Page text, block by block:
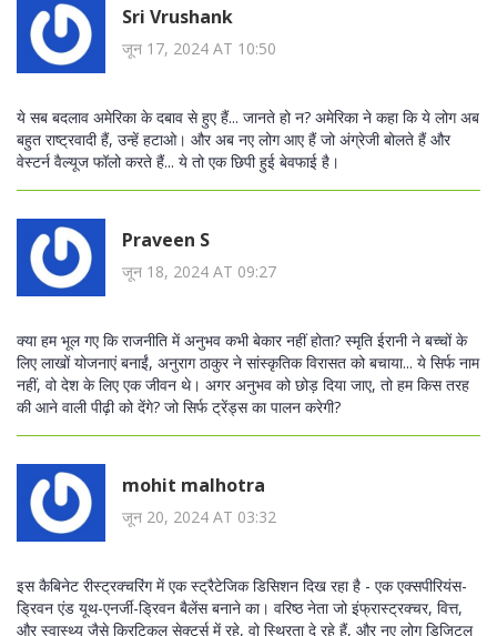
Sri Vrushank
जून 17, 2024 AT 10:50
ये सब बदलाव अमेरिका के दबाव से हुए हैं... जानते हो न? अमेरिका ने कहा कि ये लोग अब
बहुत राष्ट्रवादी हैं, उन्हें हटाओ। और अब नए लोग आए हैं जो अंग्रेजी बोलते हैं और
वेस्टर्न वैल्यूज फॉलो करते हैं... ये तो एक छिपी हुई बेवफाई है।
Praveen S
जून 18, 2024 AT 09:27
क्या हम भूल गए कि राजनीति में अनुभव कभी बेकार नहीं होता? स्मृति ईरानी ने बच्चों के
लिए लाखों योजनाएं बनाईं, अनुराग ठाकुर ने सांस्कृतिक विरासत को बचाया... ये सिर्फ नाम
नहीं, वो देश के लिए एक जीवन थे। अगर अनुभव को छोड़ दिया जाए, तो हम किस तरह
की आने वाली पीढ़ी को देंगे? जो सिर्फ ट्रेंड्स का पालन करेगी?
mohit malhotra
जून 20, 2024 AT 03:32
इस कैबिनेट रीस्ट्रक्चरिंग में एक स्ट्रैटेजिक डिसिशन दिख रहा है - एक एक्सपीरियंस-
ड्रिवन एंड यूथ-एनर्जी-ड्रिवन बैलेंस बनाने का। वरिष्ठ नेता जो इंफ्रास्ट्रक्चर, वित्त,
और स्वास्थ्य जैसे क्रिटिकल सेक्टर्स में रहे, वो स्थिरता दे रहे हैं, और नए लोग डिजिटल